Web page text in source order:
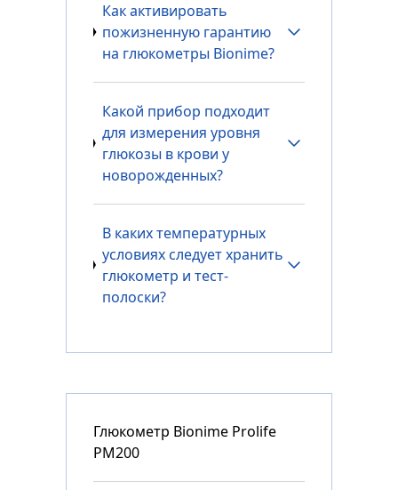
Как активировать
пожизненную гарантию
на глюкометры Bionime?
Какой прибор подходит
для измерения уровня
глюкозы в крови у
новорожденных?
В каких температурных
условиях следует хранить
глюкометр и тест-
полоски?
Глюкометр Bionime Prolife
PM200